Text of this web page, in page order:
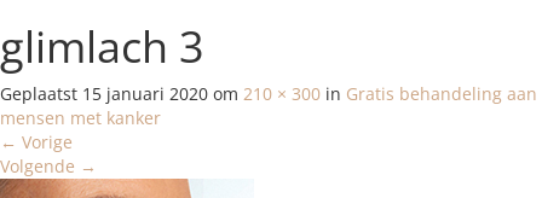
glimlach 3
Geplaatst 15 januari 2020 om 210 × 300 in Gratis behandeling aan
mensen met kanker
← Vorige
Volgende →